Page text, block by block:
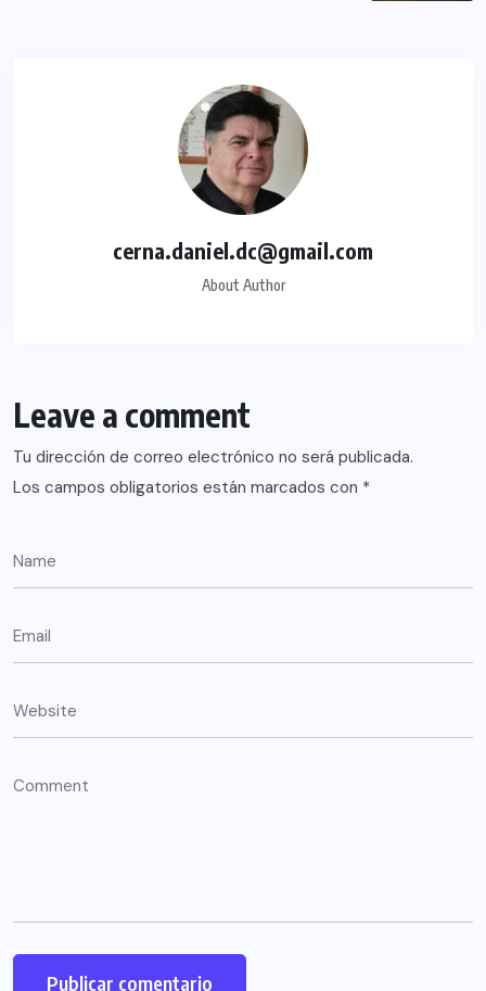
cerna.daniel.dc@gmail.com
About Author
Leave a comment
Tu dirección de correo electrónico no será publicada.
Los campos obligatorios están marcados con *